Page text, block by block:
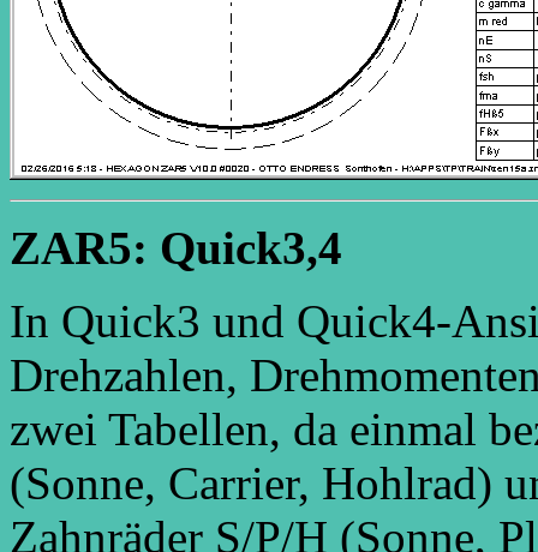
ZAR5: Quick3,4
In Quick3 und Quick4-
Drehzahlen,
zwei Tabellen, da einmal
(Sonne, Carrier, Hohlrad)
Zahnräder S/P/H (Sonne,